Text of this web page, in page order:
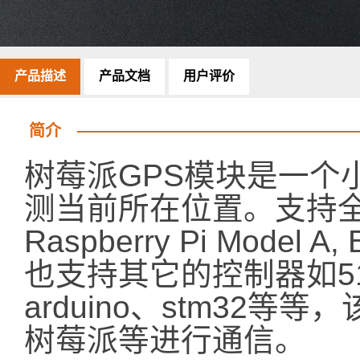
产品描述 产品文档 用户评价
简介
树莓派GPS模块是一个
测当前所在位置。支持
Raspberry Pi Model A,
也支持其它的控制器如
arduino、stm32等等，
树莓派等进行通信。